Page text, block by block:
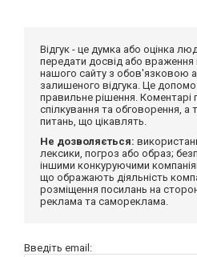
Відгук - це думка або оцінка
передати досвід або
нашого сайту з обов'язковою
залишеного відгука. Це
правильне рішення. Коментарі
спілкування та обговорення,
питань, що цікавлять.
Не дозволяється:
лексики, погроз або образ;
іншими конкуруючими
що ображають діяльність
розміщення посилань на
реклама та самореклама.
Введіть email: